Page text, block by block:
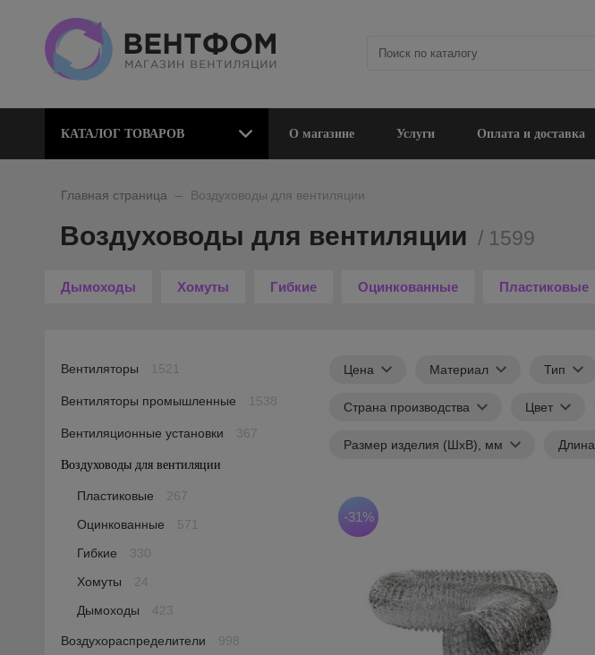
КАТАЛОГ ТОВАРОВ О магазине Услуги Оплата и доставка
Главная страница Воздуховоды для вентиляции
Воздуховоды для вентиляции / 1599
Дымоходы Хомуты Гибкие Оцинкованные Пластиковые
Цена Материал Тип
Страна производства Цвет
Размер изделия (ШхВ), мм Длина
-31%
Вентиляторы 1521
Вентиляторы промышленные 1538
Вентиляционные установки 367
Воздуховоды для вентиляции
Пластиковые
267
Оцинкованные
571
Гибкие
330
Хомуты
24
Дымоходы
423
Воздухораспределители 998